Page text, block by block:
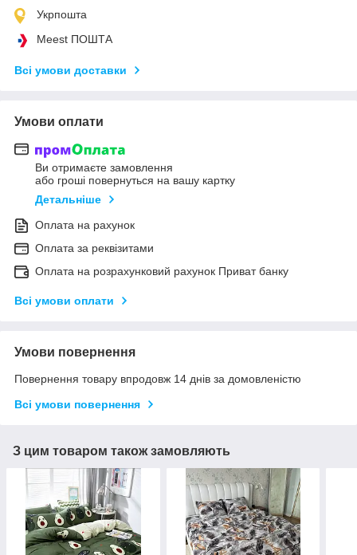
Укрпошта
Meest ПОШТА
Всі умови доставки
Умови оплати
Ви отримаєте замовлення
або гроші повернуться на вашу картку
Детальніше
Оплата на рахунок
Оплата за реквізитами
Оплата на розрахунковий рахунок Приват банку
Всі умови оплати
Умови повернення
Повернення товару впродовж 14 днів за домовленістю
Всі умови повернення
З цим товаром також замовляють